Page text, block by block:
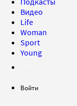
Видео
Life
Woman
Sport
Young
Войти